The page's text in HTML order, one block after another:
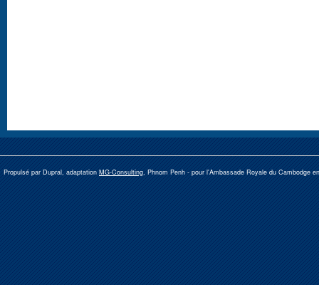
Propulsé par Dupral, adaptation MG-Consulting, Phnom Penh - pour l'Ambassade Royale du Cambodge